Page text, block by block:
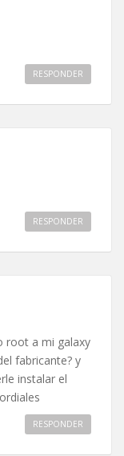
RESPONDER
RESPONDER
root a mi galaxy
fabricante? y
instalar el
RESPONDER